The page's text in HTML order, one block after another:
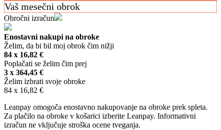
Vaš mesečni obrok
Obročni izračun
Enostavni nakupi na obroke
Želim, da bi bil moj obrok čim nižji
84 x 16,82 €
Poplačati se želim čim prej
3 x 364,45 €
Želim izbrati svoje obroke
84 x 16,82 €
Leanpay omogoča enostavno nakupovanje na obroke prek spleta.
Za plačilo na obroke v košarici izberite Leanpay. Informativni
izračun ne vključuje stroška ocene tveganja.